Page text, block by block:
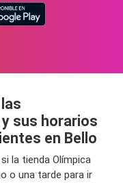
sus horarios
en Bello
la tienda Olímpica
o una tarde para ir